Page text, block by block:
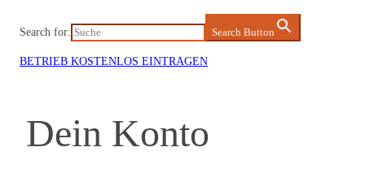
Search for: Search Button
BETRIEB KOSTENLOS EINTRAGEN
Dein Konto